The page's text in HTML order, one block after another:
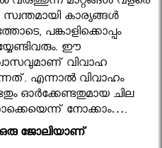
കാര്യങ്ങള്‍
പങ്കാളിക്കൊപ്പം
ഈ
വിവാഹ
എന്നാല്‍ വിവാഹം
ഓര്‍ക്കേണ്ടതുമായ ചില
നോക്കാം….
ഒരു ജോലിയാണ്